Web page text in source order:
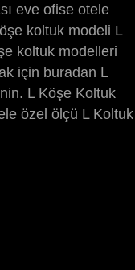
eve ofise otele
koltuk modeli L
koltuk modelleri
için buradan L
L Köşe Koltuk
özel ölçü L Koltuk